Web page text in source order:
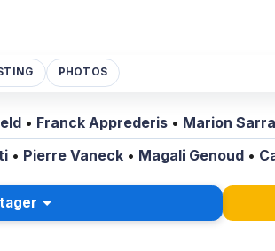
PHOTOS
• Franck Apprederis • Marion
• Pierre Vaneck • Magali Genoud •